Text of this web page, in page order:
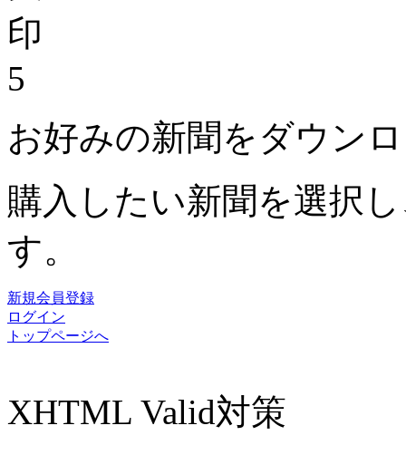
5
お好みの新聞をダウン
購入したい新聞を選択
す。
新規会員登録
ログイン
トップページへ
XHTML Valid対策